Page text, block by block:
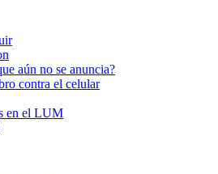
aún no se anuncia?
contra el celular
en el LUM